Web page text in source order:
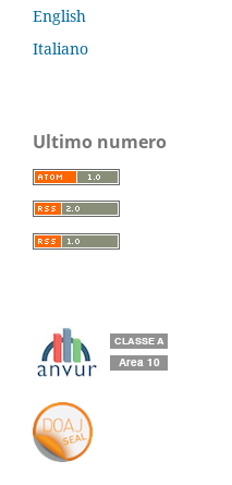
English
Italiano
Ultimo numero